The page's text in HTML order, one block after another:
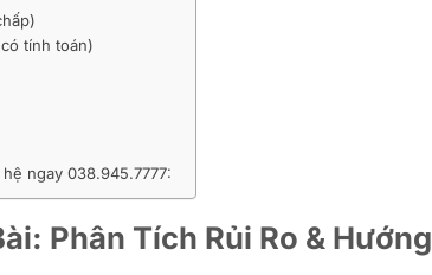
tính toán)
ngay 038.945.7777:
Phân Tích Rủi Ro & Hướng